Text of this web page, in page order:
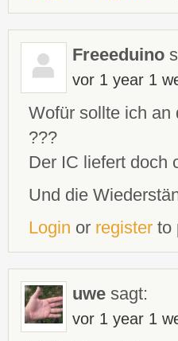
Freeeduino
vor 1 year 1
Wofür sollte ich an
???
Der IC liefert doch
Und die
Login or register to
uwe sagt:
vor 1 year 1